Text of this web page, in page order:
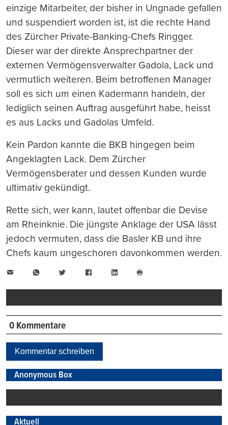
einzige Mitarbeiter, der bisher in Ungnade gefallen
und suspendiert worden ist, ist die rechte Hand
des Zürcher Private-Banking-Chefs Ringger.
Dieser war der direkte Ansprechpartner der
externen Vermögensverwalter Gadola, Lack und
vermutlich weiteren. Beim betroffenen Manager
soll es sich um einen Kadermann handeln, der
lediglich seinen Auftrag ausgeführt habe, heisst
es aus Lacks und Gadolas Umfeld.
Kein Pardon kannte die BKB hingegen beim
Angeklagten Lack. Dem Zürcher
Vermögensberater und dessen Kunden wurde
ultimativ gekündigt.
Rette sich, wer kann, lautet offenbar die Devise
am Rheinknie. Die jüngste Anklage der USA lässt
jedoch vermuten, dass die Basler KB und ihre
Chefs kaum ungeschoren davonkommen werden.
WhatsAppTwitter FacebookLinkedIn
drucken
0 Kommentare
Kommentar schreiben
Anonymous Box
Aktuell